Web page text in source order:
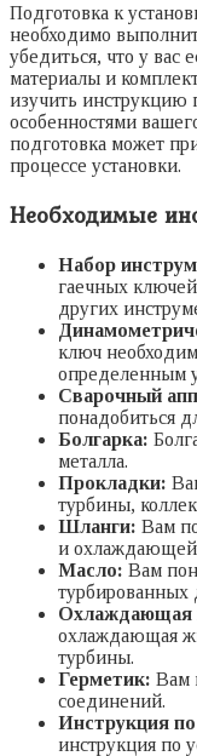
Подготовка к
необходимо
убедиться, что у вас
материалы и
изучить инструкцию
особенностями
подготовка может
процессе установки.
Необходимые
Набор
гаечных
других
ключ
определенным
Сварочный
понадобиться
Болгарка:
металла.
Прокладки:
турбины,
Шланги: Вам
и охлаждающей
Масло: Вам
турбированных
Охлаждающая
охлаждающая
турбины.
Герметик: Вам
соединений.
Инструкция
инструкция по